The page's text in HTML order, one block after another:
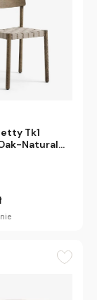
Tk1
Natural